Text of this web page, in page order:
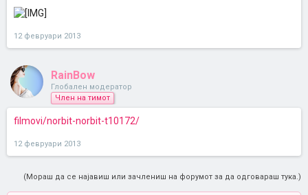
12 февруари 2013
RainBow
Глобален модератор
Член на тимот
filmovi/norbit-norbit-t10172/
12 февруари 2013
(Мораш да се најавиш или зачлениш на форумот за да одговараш тука.)